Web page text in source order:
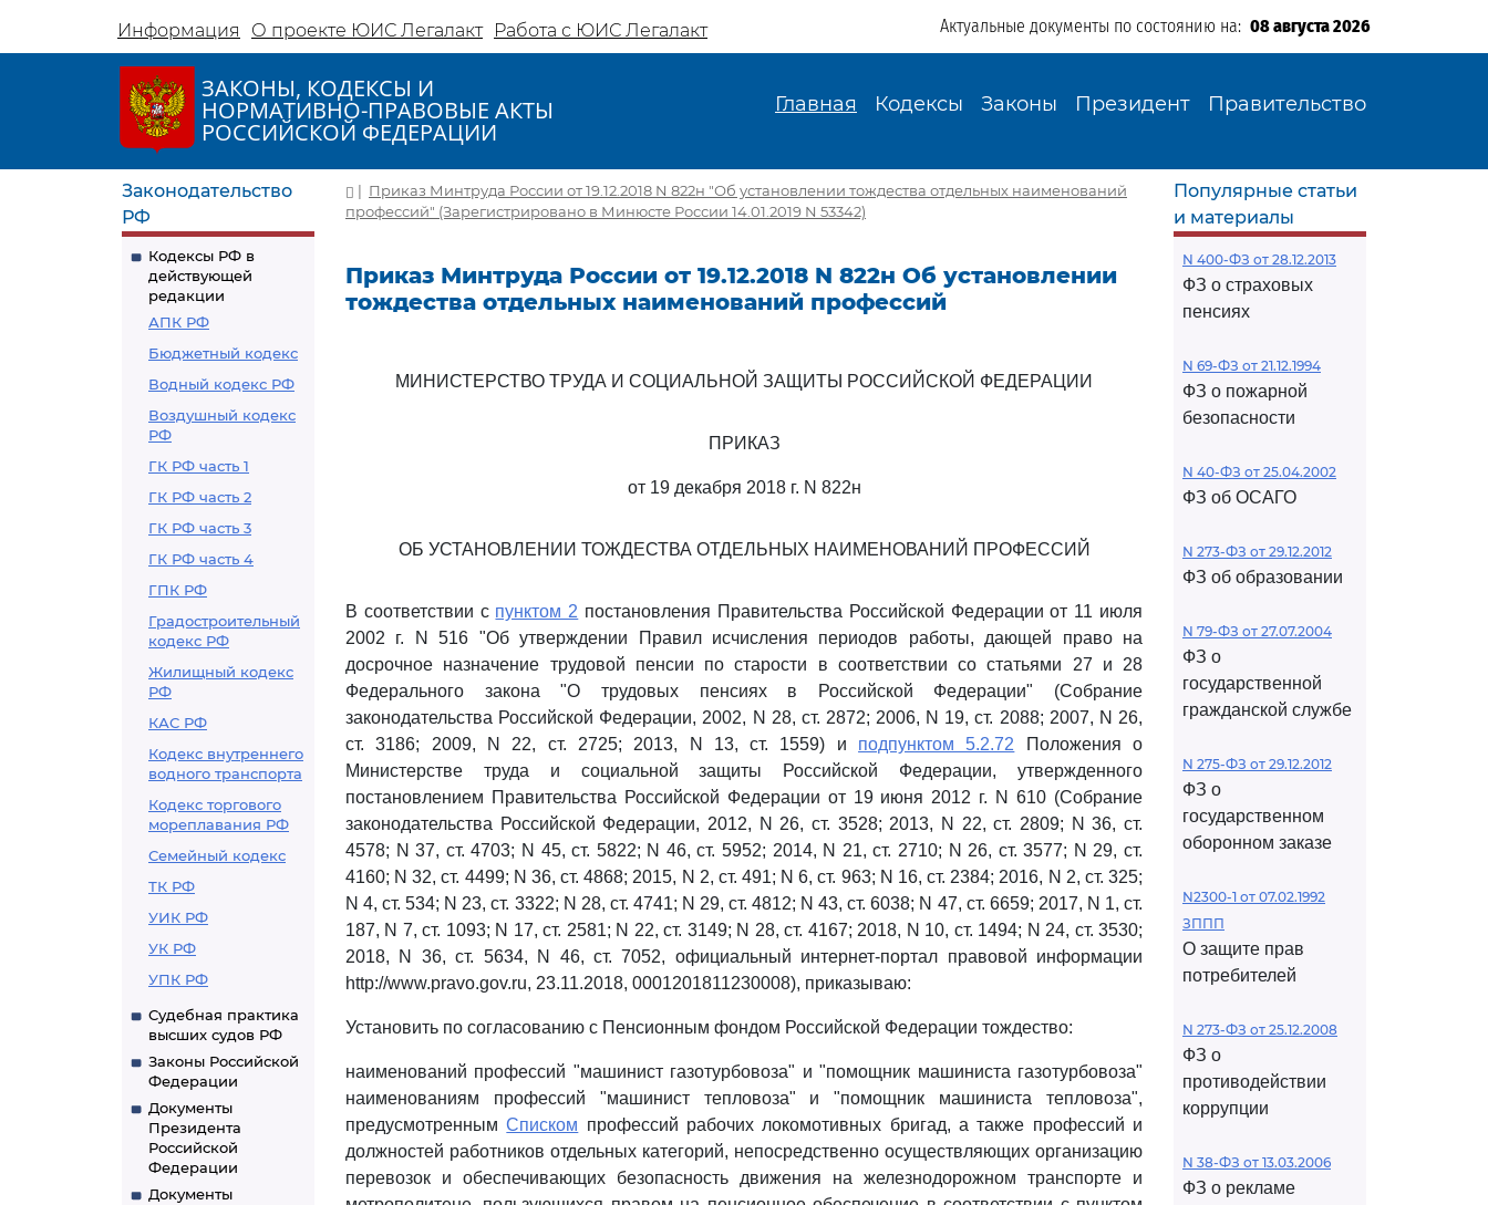
Информация О проекте ЮИС Легалакт Работа с ЮИС Легалакт Актуальные документы по состоянию на: 08 августа 2026
ЗАКОНЫ, КОДЕКСЫ И
НОРМАТИВНО-ПРАВОВЫЕ АКТЫ
РОССИЙСКОЙ ФЕДЕРАЦИИ
Главная Кодексы Законы Президент Правительство
Законодательство
РФ
Кодексы РФ в
действующей
редакции
АПК РФ
Бюджетный кодекс
Водный кодекс РФ
Воздушный кодекс
РФ
ГК РФ часть 1
ГК РФ часть 2
ГК РФ часть 3
ГК РФ часть 4
ГПК РФ
Градостроительный
кодекс РФ
Жилищный кодекс
РФ
КАС РФ
Кодекс внутреннего
водного транспорта
Кодекс торгового
мореплавания РФ
Семейный кодекс
ТК РФ
УИК РФ
УК РФ
УПК РФ
Судебная практика
высших судов РФ
Законы Российской
Федерации
Документы
Президента
Российской
Федерации
Документы
| Приказ Минтруда России от 19.12.2018 N 822н "Об установлении тождества отдельных наименований
профессий" (Зарегистрировано в Минюсте России 14.01.2019 N 53342)
Приказ Минтруда России от 19.12.2018 N 822н Об установлении
тождества отдельных наименований профессий
МИНИСТЕРСТВО ТРУДА И СОЦИАЛЬНОЙ ЗАЩИТЫ РОССИЙСКОЙ ФЕДЕРАЦИИ
ПРИКАЗ
от 19 декабря 2018 г. N 822н
ОБ УСТАНОВЛЕНИИ ТОЖДЕСТВА ОТДЕЛЬНЫХ НАИМЕНОВАНИЙ ПРОФЕССИЙ
В соответствии с пунктом 2 постановления Правительства Российской Федерации от 11 июля
2002 г. N 516 "Об утверждении Правил исчисления периодов работы, дающей право на
досрочное назначение трудовой пенсии по старости в соответствии со статьями 27 и 28
Федерального закона "О трудовых пенсиях в Российской Федерации" (Собрание
законодательства Российской Федерации, 2002, N 28, ст. 2872; 2006, N 19, ст. 2088; 2007, N 26,
ст. 3186; 2009, N 22, ст. 2725; 2013, N 13, ст. 1559) и подпунктом 5.2.72 Положения о
Министерстве труда и социальной защиты Российской Федерации, утвержденного
постановлением Правительства Российской Федерации от 19 июня 2012 г. N 610 (Собрание
законодательства Российской Федерации, 2012, N 26, ст. 3528; 2013, N 22, ст. 2809; N 36, ст.
4578; N 37, ст. 4703; N 45, ст. 5822; N 46, ст. 5952; 2014, N 21, ст. 2710; N 26, ст. 3577; N 29, ст.
4160; N 32, ст. 4499; N 36, ст. 4868; 2015, N 2, ст. 491; N 6, ст. 963; N 16, ст. 2384; 2016, N 2, ст. 325;
N 4, ст. 534; N 23, ст. 3322; N 28, ст. 4741; N 29, ст. 4812; N 43, ст. 6038; N 47, ст. 6659; 2017, N 1, ст.
187, N 7, ст. 1093; N 17, ст. 2581; N 22, ст. 3149; N 28, ст. 4167; 2018, N 10, ст. 1494; N 24, ст. 3530;
2018, N 36, ст. 5634, N 46, ст. 7052, официальный интернет-портал правовой информации
http://www.pravo.gov.ru, 23.11.2018, 0001201811230008), приказываю:
Установить по согласованию с Пенсионным фондом Российской Федерации тождество:
наименований профессий "машинист газотурбовоза" и "помощник машиниста газотурбовоза"
наименованиям профессий "машинист тепловоза" и "помощник машиниста тепловоза",
предусмотреннымСписком профессий рабочих локомотивных бригад, а также профессий и
должностей работников отдельных категорий, непосредственно осуществляющих организацию
перевозок и обеспечивающих безопасность движения на железнодорожном транспорте и
Популярные статьи
и материалы
N 400-ФЗ от 28.12.2013
ФЗ о страховых
пенсиях
N 69-ФЗ от 21.12.1994
ФЗ о пожарной
безопасности
N 40-ФЗ от 25.04.2002
ФЗ об ОСАГО
N 273-ФЗ от 29.12.2012
ФЗ об образовании
N 79-ФЗ от 27.07.2004
ФЗ о
государственной
гражданской службе
N 275-ФЗ от 29.12.2012
ФЗ о
государственном
оборонном заказе
N2300-1 от 07.02.1992
ЗППП
О защите прав
потребителей
N 273-ФЗ от 25.12.2008
ФЗ о
противодействии
коррупции
N 38-ФЗ от 13.03.2006
ФЗ о рекламе